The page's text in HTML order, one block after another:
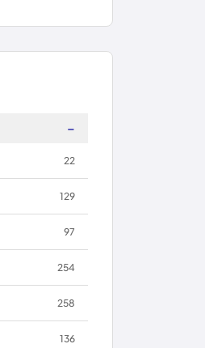
−
22
129
97
254
258
136